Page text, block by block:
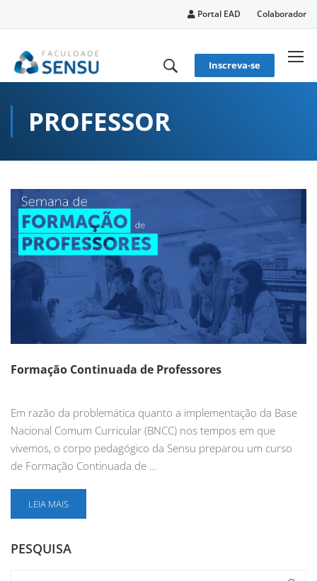
Portal EAD Colaborador
Inscreva-se
PROFESSOR
Formação Continuada de Professores
Em razão da problemática quanto a implementação da Base
Nacional Comum Curricular (BNCC) nos tempos em que
vivemos, o corpo pedagógico da Sensu preparou um curso
de Formação Continuada de …
LEIA MAIS
PESQUISA